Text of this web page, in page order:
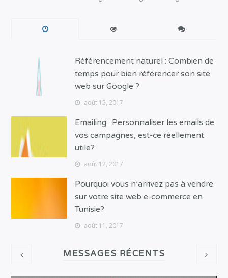
Référencement naturel : Combien de
temps pour bien référencer son site
web sur Google ?
août 15, 2017
Emailing : Personnaliser les emails de
vos campagnes, est-ce réellement
utile?
août 12, 2017
Pourquoi vous n’arrivez pas à vendre
sur votre site web e-commerce en
Tunisie?
août 11, 2017
MESSAGES RÉCENTS